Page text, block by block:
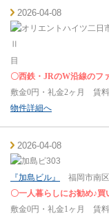
2026-04-08
目
〇西鉄・JRのW沿線のフ
敷金0円・礼金2ヶ月 賃
物件詳細へ
2026-04-08
『加島ビル』
福岡市南
〇一人暮らしにお勧め♪
敷金0円・礼金1ヶ月 賃